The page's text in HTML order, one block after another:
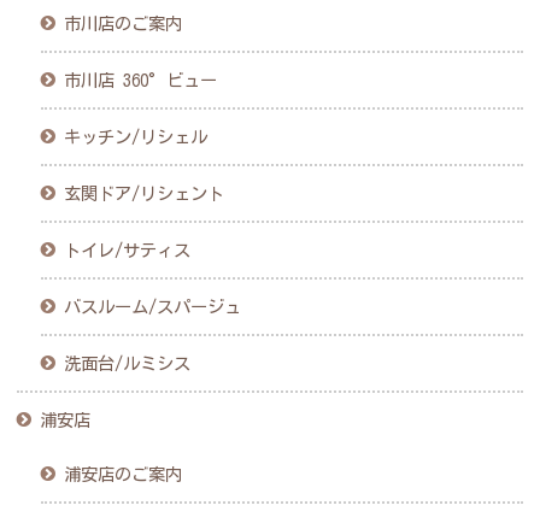
市川店のご案内
市川店 360°ビュー
キッチン/リシェル
玄関ドア/リシェント
トイレ/サティス
バスルーム/スパージュ
洗面台/ルミシス
浦安店
浦安店のご案内